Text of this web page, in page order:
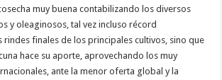
muy buena contabilizando los diversos
y oleaginosos, tal vez incluso récord
finales de los principales cultivos, sino que
hace su aporte, aprovechando los muy
ante la menor oferta global y la